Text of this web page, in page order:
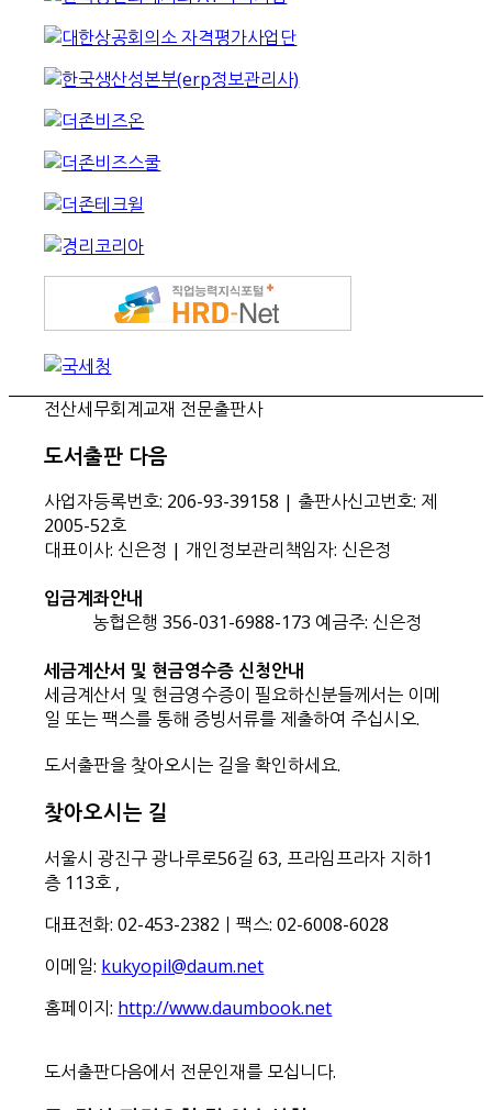
전산세무회계교재 전문출판사
도서출판 다음
사업자등록번호: 206-93-39158 | 출판사신고번호: 제
2005-52호
대표이사: 신은정 | 개인정보관리책임자: 신은정
입금계좌안내
농협은행 356-031-6988-173 예금주: 신은정
세금계산서 및 현금영수증 신청안내
세금계산서 및 현금영수증이 필요하신분들께서는 이메
일 또는 팩스를 통해 증빙서류를 제출하여 주십시오.
도서출판을 찾아오시는 길을 확인하세요.
찾아오시는 길
서울시 광진구 광나루로56길 63, 프라임프라자 지하1
층 113호 ,
대표전화: 02-453-2382ㅣ팩스: 02-6008-6028
이메일: kukyopil@daum.net
홈페이지: http://www.daumbook.net
도서출판다음에서 전문인재를 모십니다.